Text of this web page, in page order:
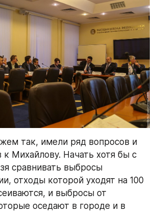
так, имели ряд вопросов и
Михайлову. Начать хотя бы с
сравнивать выбросы
отходы которой уходят на 100
и выбросы от
оседают в городе и в